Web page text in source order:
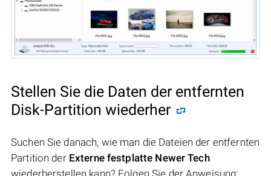
Stellen Sie die Daten der entfernten
Disk-Partition wiederher
Suchen Sie danach, wie man die Dateien der entfernten
Partition der Externe festplatte Newer Tech